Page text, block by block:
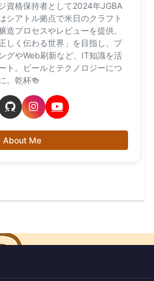
資格保持者として2024年JGBA
シアトル拠点で米日のクラフト
造プロセスやレビューを提供。
しく伝わる世界」を目指し、プ
グやWeb刷新など、IT知識を活
ト。ビールとテクノロジーにつ
。乾杯🍻
About Me